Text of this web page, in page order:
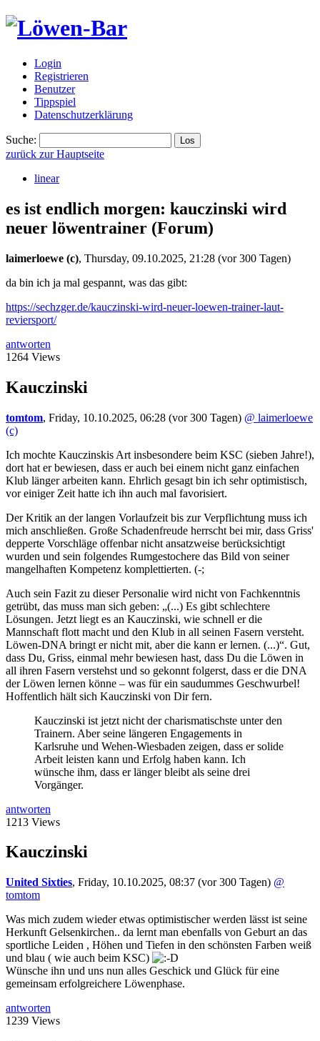
Login
Registrieren
Benutzer
Tippspiel
Datenschutzerklärung
Suche:
zurück zur Hauptseite
linear
es ist endlich morgen: kauczinski wird
neuer löwentrainer (Forum)
laimerloewe (c), Thursday, 09.10.2025, 21:28 (vor 300 Tagen)
da bin ich ja mal gespannt, was das gibt:
https://sechzger.de/kauczinski-wird-neuer-loewen-trainer-laut-
reviersport/
antworten
1264 Views
Kauczinski
tomtom, Friday, 10.10.2025, 06:28 (vor 300 Tagen) @ laimerloewe
(c)
Ich mochte Kauczinskis Art insbesondere beim KSC (sieben Jahre!),
dort hat er bewiesen, dass er auch bei einem nicht ganz einfachen
Klub länger arbeiten kann. Ehrlich gesagt bin ich sehr optimistisch,
vor einiger Zeit hatte ich ihn auch mal favorisiert.
Der Kritik an der langen Vorlaufzeit bis zur Verpflichtung muss ich
mich anschließen. Große Schadenfreude herrscht bei mir, dass Griss'
depperte Vorschläge offenbar nicht ansatzweise berücksichtigt
wurden und sein folgendes Rumgestochere das Bild von seiner
mangelhaften Kompetenz komplettierten. (-;
Auch sein Fazit zu dieser Personalie wird nicht von Fachkenntnis
getrübt, das muss man sich geben: „(...) Es gibt schlechtere
Lösungen. Jetzt liegt es an Kauczinski, wie schnell er die
Mannschaft flott macht und den Klub in all seinen Fasern versteht.
Löwen-DNA bringt er nicht mit, aber die kann er lernen. (...)“. Gut,
dass Du, Griss, einmal mehr bewiesen hast, dass Du die Löwen in
all ihren Fasern verstehst und so gekonnt folgerst, dass er die DNA
der Löwen lernen könne – was für ein saudummes Geschwurbel!
Hoffentlich hält sich Kauczinski von Dir fern.
Kauczinski ist jetzt nicht der charismatischste unter den
Trainern. Aber seine längeren Engagements in
Karlsruhe und Wehen-Wiesbaden zeigen, dass er solide
Arbeit leisten kann und Erfolg haben kann. Ich
wünsche ihm, dass er länger bleibt als seine drei
Vorgänger.
antworten
1213 Views
Kauczinski
United Sixties, Friday, 10.10.2025, 08:37 (vor 300 Tagen) @
tomtom
Was mich zudem wieder etwas optimistischer werden lässt ist seine
Herkunft Gelsenkirchen.. da lernt man ebenfalls von Geburt an das
sportliche Leiden , Höhen und Tiefen in den schönsten Farben weiß
und blau ( wie auch beim KSC)
Wünsche ihn und uns nun alles Geschick und Glück für eine
gemeinsam erfolgreichere Löwenphase.
antworten
1239 Views